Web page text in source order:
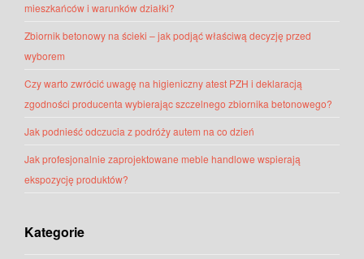
mieszkańców i warunków działki?
Zbiornik betonowy na ścieki – jak podjąć właściwą decyzję przed
wyborem
Czy warto zwrócić uwagę na higieniczny atest PZH i deklaracją
zgodności producenta wybierając szczelnego zbiornika betonowego?
Jak podnieść odczucia z podróży autem na co dzień
Jak profesjonalnie zaprojektowane meble handlowe wspierają
ekspozycję produktów?
Kategorie